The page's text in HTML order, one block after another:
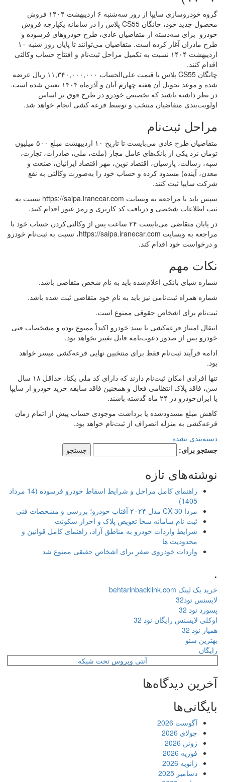
گروه خودروسازی سایپا از روز سه‌شنبه ۶ اردیبهشت ۱۴۰۴ فروش
محصول جدید خود، چانگان CS55 پلاس را در سامانه یکپارچه فروش
خودرو برای سه‌دسته از متقاضیان عادی، طرح خودروهای فرسوده و
طرح مادران آغاز کرده است. متقاضیان می‌توانند تا پایان روز شنبه ۱۰
اردیبهشت ۱۴۰۴ نسبت به تکمیل مراحل ثبت‌نام و افتتاح حساب وکالتی
اقدام کنند.
چانگان CS55 پلاس با قیمت علی‌الحساب ۱۱,۳۴۰,۰۰۰,۰۰۰ ریال عرضه
شده و موعد تحویل آن هفته چهارم آبان و آذرماه ۱۴۰۴ تعیین شده است.
در نظر داشته باشید که تخصیص خودرو در طرح فوق بر اساس
اولویت‌بندی متقاضیان منتخب و توسط قرعه کشی انجام خواهد شد.
مراحل ثبت‌نام
متقاضیان طرح عادی می‌بایست تا تاریخ ۱۰ اردیبهشت مبلغ ۵۰۰ میلیون
تومان نزد یکی از بانک‌های عامل مجاز (ملت، ملی، صادرات، تجارت،
سپه، رسالت، پارسیان، اقتصاد نوین، مهر اقتصاد ایرانیان، صنعت و
معدن، آینده) مسدود کرده و حساب خود را به‌صورت وکالتی به نفع
شرکت سایپا ثبت کنند.
سپس باید با مراجعه به وبسایت https://saipa.iranecar.com نسبت به
ثبت اطلاعات شخصی و دریافت کد کاربری و رمز عبور اقدام کنند.
در پایان متقاضی می‌بایست ۲۴ ساعت پس از وکالتی‌کردن حساب خود با
مراجعه به وبسایت https://saipa.iranecar.com، نسبت به ثبت‌نام خودرو
و درخواست خود اقدام کند.
نکات مهم
شماره شبای بانکی اعلام‌شده باید به نام شخص متقاضی باشد.
شماره همراه ثبت‌نامی نیز باید به نام خود متقاضی ثبت شده باشد.
ثبت‌نام برای اشخاص حقوقی ممنوع است.
انتقال امتیاز قرعه‌کشی یا سند خودرو اکیداً ممنوع بوده و مشخصات فنی
خودرو پس از صدور دعوت‌نامه قابل تغییر نخواهد بود.
ادامه فرآیند ثبت‌نام فقط برای منتخبین نهایی قرعه‌کشی میسر خواهد
بود.
تنها افرادی امکان ثبت‌نام دارند که دارای کد ملی یکتا، حداقل ۱۸ سال
سن، فاقد پلاک انتظامی فعال و همچنین فاقد سابقه خرید خودرو از سایپا
یا ایران‌خودرو در ۲۴ ماه گذشته باشند.
کاهش مبلغ مسدودشده یا برداشت موجودی حساب پیش از اتمام زمان
قرعه‌کشی به منزله انصراف از ثبت‌نام خواهد بود.
دسته‌بندی نشده
جستجو برای:
نوشته‌های تازه
راهنمای کامل مراحل و شرایط اسقاط خودرو فرسوده (14 مرداد
1405)
مزدا CX-30 مدل ۲۰۲۴ آفتاب خودرو؛ بررسی و مشخصات فنی
ثبت نام سامانه سخا تعویض پلاک و احراز سکونت
شرایط واردات خودرو به مناطق آزاد، راهنمای کامل قوانین و
محدودیت ها
واردات خودروی صفر برای اشخاص حقیقی ممنوع شد
خرید بک لینک behtarinbacklink.com
لایسنس نود32
پسورد نود 32
اوکلی لایسنس رایگان نود 32
همیار نود 32
بهترین سئو
رایگان
آنتی ویروس تحت شبکه
آخرین دیدگاه‌ها
بایگانی‌ها
آگوست 2026
جولای 2026
ژوئن 2026
فوریه 2026
ژانویه 2026
دسامبر 2025